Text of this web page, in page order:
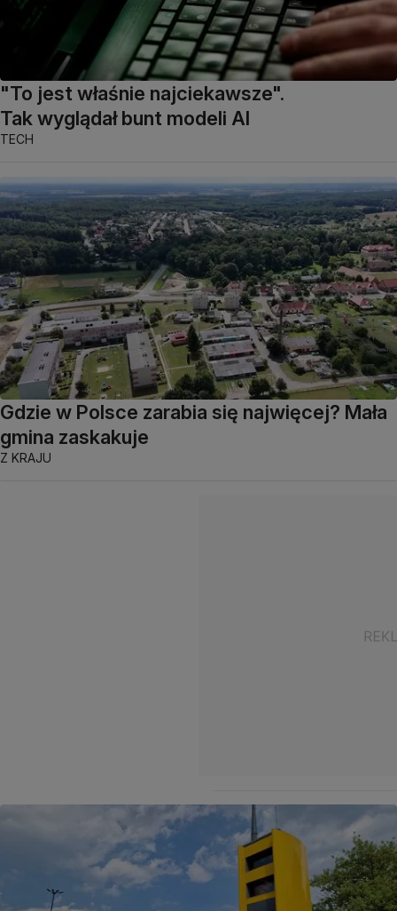
"To jest właśnie najciekawsze".
Tak wyglądał bunt modeli AI
TECH
Gdzie w Polsce zarabia się najwięcej? Mała
gmina zaskakuje
Z KRAJU